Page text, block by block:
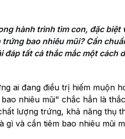
hành trình tìm con, đặc biệt
bao nhiêu mũi? Cần
đáp tất cả thắc mắc một cách
ai đang điều trị hiếm muộn
nhiêu mũi" chắc hẳn là
lượng trứng, khả năng thụ
và cần tiêm bao nhiêu mũi